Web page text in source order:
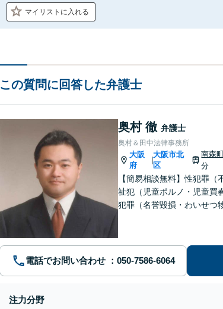
マイリストに入れる
この質問に回答した弁護士
奥村 徹 弁護士
奥村＆田中法律事務所
大阪
府
|
大阪市北
区
南森
分
【簡易相談無料】性犯罪
祉犯（児童ポルノ・児童買
犯罪（名誉毀損・わいせつ
電話でお問い合わせ
注力分野